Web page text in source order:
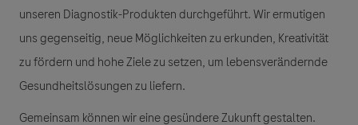
unseren Diagnostik-Produkten durchgeführt. Wir ermutigen
uns gegenseitig, neue Möglichkeiten zu erkunden, Kreativität
zu fördern und hohe Ziele zu setzen, um lebensverändernde
Gesundheitslösungen zu liefern.
Gemeinsam können wir eine gesündere Zukunft gestalten.